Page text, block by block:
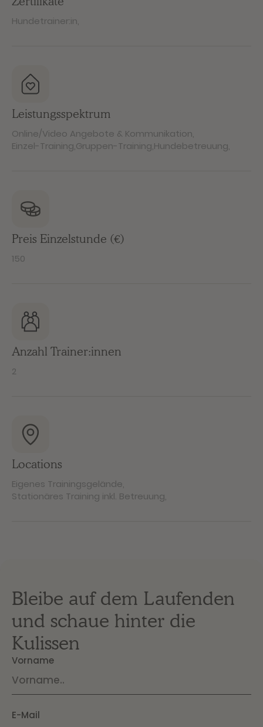
Hundetrainer:in,
Leistungsspektrum
Online/Video Angebote & Kommunikation,
Einzel-Training,Gruppen-Training,Hundebetreuung,
Preis Einzelstunde (€)
150
Anzahl Trainer:innen
2
Locations
Eigenes Trainingsgelände,
Stationäres Training inkl. Betreuung,
Bleibe auf dem Laufenden
und schaue hinter die
Kulissen
Vorname
E-Mail